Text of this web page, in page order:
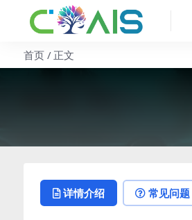
首页 正文
详情介绍 常见问题